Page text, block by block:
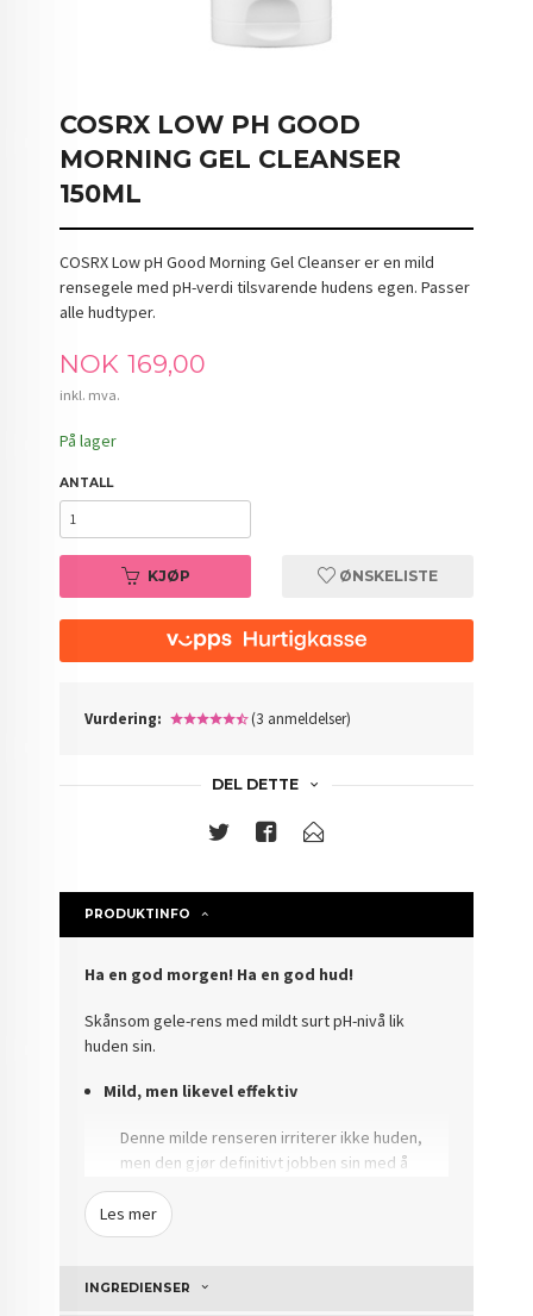
COSRX LOW PH GOOD
MORNING GEL CLEANSER
150ML
COSRX Low pH Good Morning Gel Cleanser er en mild
rensegele med pH-verdi tilsvarende hudens egen. Passer
alle hudtyper.
Pris
NOK 169,00
inkl. mva.
På lager
ANTALL
KJØP ØNSKELISTE
Vurdering: (3 anmeldelser)
DEL DETTE
PRODUKTINFO
Ha en god morgen! Ha en god hud!
Skånsom gele-rens med mildt surt pH-nivå lik
huden sin.
Mild, men likevel effektiv
Denne milde renseren irriterer ikke huden,
men den gjør definitivt jobben sin med å
fjerne alle urenheter fra huden.
Lav pH
Litt surt pH-nivå hjelper til med å
Les mer
INGREDIENSER